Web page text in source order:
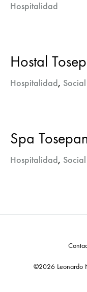
Hospitalidad
Hostal
Hospitalidad, Social
Spa
Hospitalidad, Social
©2026 Leonardo